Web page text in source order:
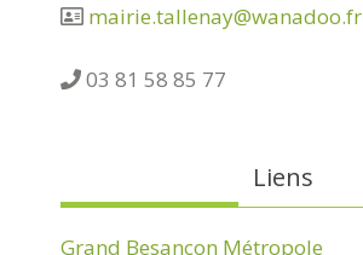
mairie.tallenay@wanadoo.fr
03 81 58 85 77
Liens
Grand Besançon Métropole